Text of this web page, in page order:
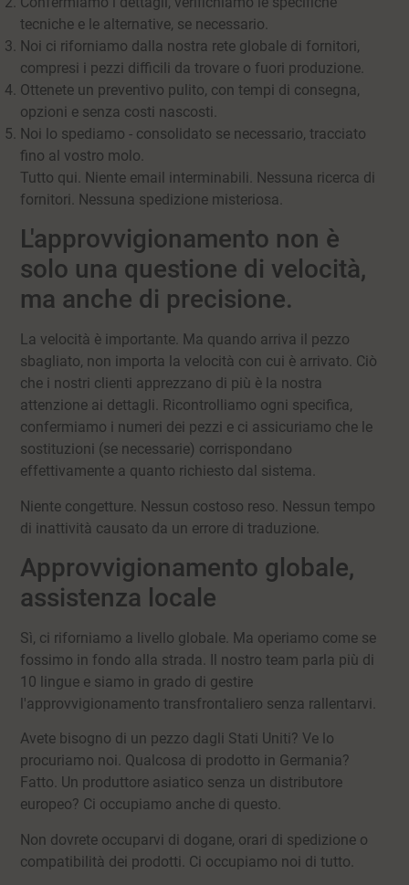
tecniche e le alternative, se necessario.
Noi ci riforniamo dalla nostra rete globale di fornitori,
compresi i pezzi difficili da trovare o fuori produzione.
Ottenete un preventivo pulito, con tempi di consegna,
opzioni e senza costi nascosti.
Noi lo spediamo - consolidato se necessario, tracciato
fino al vostro molo.
Tutto qui. Niente email interminabili. Nessuna ricerca di
fornitori. Nessuna spedizione misteriosa.
L'approvvigionamento non è
solo una questione di velocità,
ma anche di precisione.
La velocità è importante. Ma quando arriva il pezzo
sbagliato, non importa la velocità con cui è arrivato. Ciò
che i nostri clienti apprezzano di più è la nostra
attenzione ai dettagli. Ricontrolliamo ogni specifica,
confermiamo i numeri dei pezzi e ci assicuriamo che le
sostituzioni (se necessarie) corrispondano
effettivamente a quanto richiesto dal sistema.
Niente congetture. Nessun costoso reso. Nessun tempo
di inattività causato da un errore di traduzione.
Approvvigionamento globale,
assistenza locale
Sì, ci riforniamo a livello globale. Ma operiamo come se
fossimo in fondo alla strada. Il nostro team parla più di
10 lingue e siamo in grado di gestire
l'approvvigionamento transfrontaliero senza rallentarvi.
Avete bisogno di un pezzo dagli Stati Uniti? Ve lo
procuriamo noi. Qualcosa di prodotto in Germania?
Fatto. Un produttore asiatico senza un distributore
europeo? Ci occupiamo anche di questo.
Non dovrete occuparvi di dogane, orari di spedizione o
compatibilità dei prodotti. Ci occupiamo noi di tutto.